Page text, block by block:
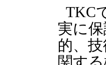
TKC
実に
的、
関す